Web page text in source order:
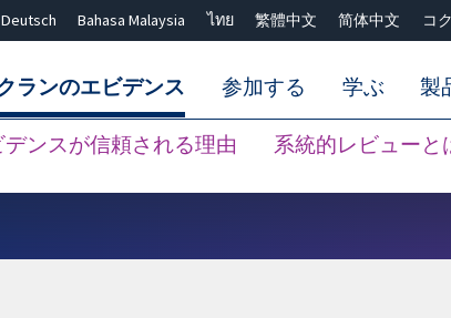
Deutsch Bahasa Malaysia ไทย 繁體中文 简体中文 コ
ランのエビデンス
ンスが信頼される理由 系統的レビューと
参加する 学ぶ 製